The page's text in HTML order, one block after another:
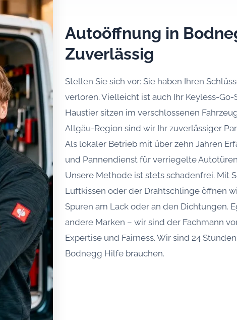
Autoöffnung in
Zuverlässig
Stellen Sie sich vor: Sie haben Ihren
verloren. Vielleicht ist auch Ihr Keyless-
Haustier sitzen im verschlossenen
Allgäu-Region sind wir Ihr zuverlässiger
Als lokaler Betrieb mit über zehn Jahren
und Pannendienst für verriegelte
Unsere Methode ist stets schadenfrei. Mit
Luftkissen oder der Drahtschlinge öffnen
Spuren am Lack oder an den Dichtungen.
andere Marken – wir sind der Fachmann
Expertise und Fairness. Wir sind 24
Bodnegg Hilfe brauchen.